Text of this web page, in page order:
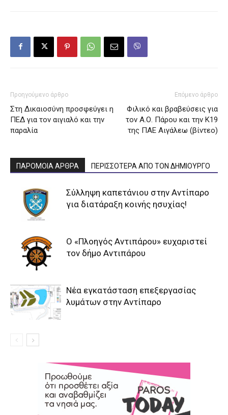
Προηγούμενο άρθρο
Στη Δικαιοσύνη προσφεύγει η
ΠΕΔ για τον αιγιαλό και την
παραλία
Επόμενο άρθρο
Φιλικό και βραβεύσεις για
τον Α.Ο. Πάρου και την Κ19
της ΠΑΕ Αιγάλεω (βίντεο)
ΠΑΡΟΜΟΙΑ ΑΡΘΡΑ ΠΕΡΙΣΣΟΤΕΡΑ ΑΠΟ ΤΟΝ ΔΗΜΙΟΥΡΓΟ
Σύλληψη καπετάνιου στην Αντίπαρο
για διατάραξη κοινής ησυχίας!
Ο «Πλοηγός Αντιπάρου» ευχαριστεί
τον δήμο Αντιπάρου
Νέα εγκατάσταση επεξεργασίας
λυμάτων στην Αντίπαρο